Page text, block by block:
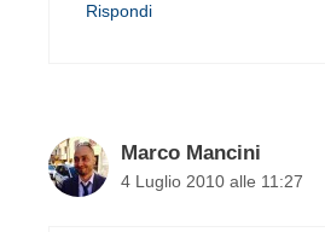
Rispondi
Marco Mancini
4 Luglio 2010 alle 11:27